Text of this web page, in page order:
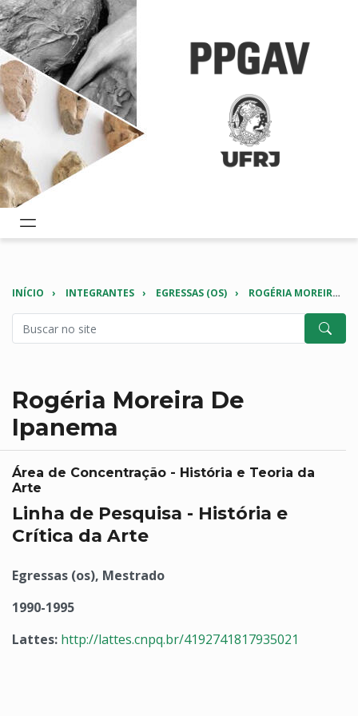
INÍCIO INTEGRANTES EGRESSAS (OS) ROGÉRIA MOREIRA DE IPANEMA
Rogéria Moreira De
Ipanema
Área de Concentração - História e Teoria da
Arte
Linha de Pesquisa - História e
Crítica da Arte
Egressas (os), Mestrado
1990-1995
Lattes: http://lattes.cnpq.br/4192741817935021